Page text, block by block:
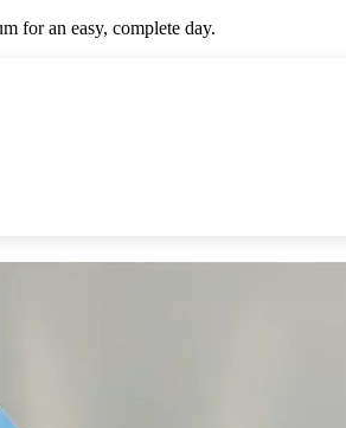
for an easy, complete day.